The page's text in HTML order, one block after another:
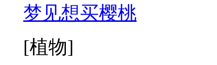
梦见想买樱桃
[植物]